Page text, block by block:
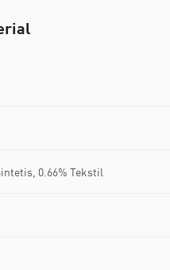
0.66% Tekstil